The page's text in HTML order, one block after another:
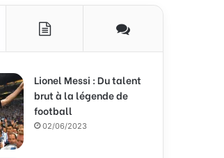
Lionel Messi : Du talent
brut à la légende de
football
02/06/2023